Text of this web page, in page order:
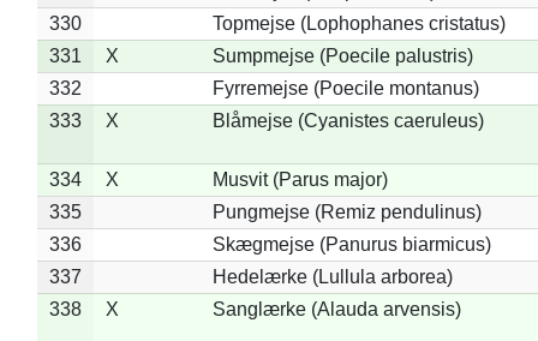
330
Topmejse (Lophophanes cristatus)
331
X
Sumpmejse (Poecile palustris)
332
Fyrremejse (Poecile montanus)
333
X Blåmejse (Cyanistes caeruleus)
334 X
Musvit (Parus major)
335
Pungmejse (Remiz pendulinus)
336
Skægmejse (Panurus biarmicus)
337
Hedelærke (Lullula arborea)
338
X Sanglærke (Alauda arvensis)